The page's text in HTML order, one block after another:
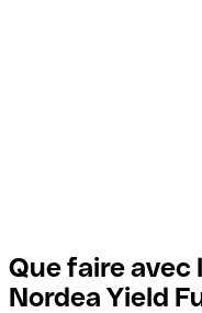
Que faire avec
Nordea Yield